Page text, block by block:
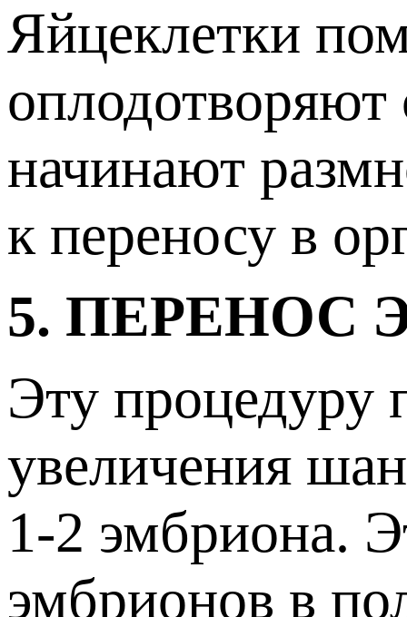
Яйцеклетки
начинают
к переносу в
5. ПЕРЕНОС
Эту процедуру
увеличения
1-2 эмбриона.
эмбрионов в